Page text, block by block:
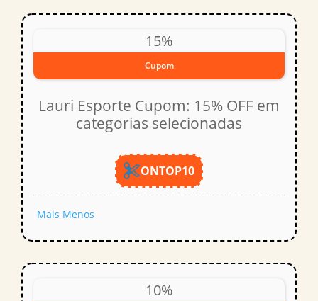
15%
Cupom
Lauri Esporte Cupom: 15% OFF em
categorias selecionadas
ONTOP10
Mais Menos
10%